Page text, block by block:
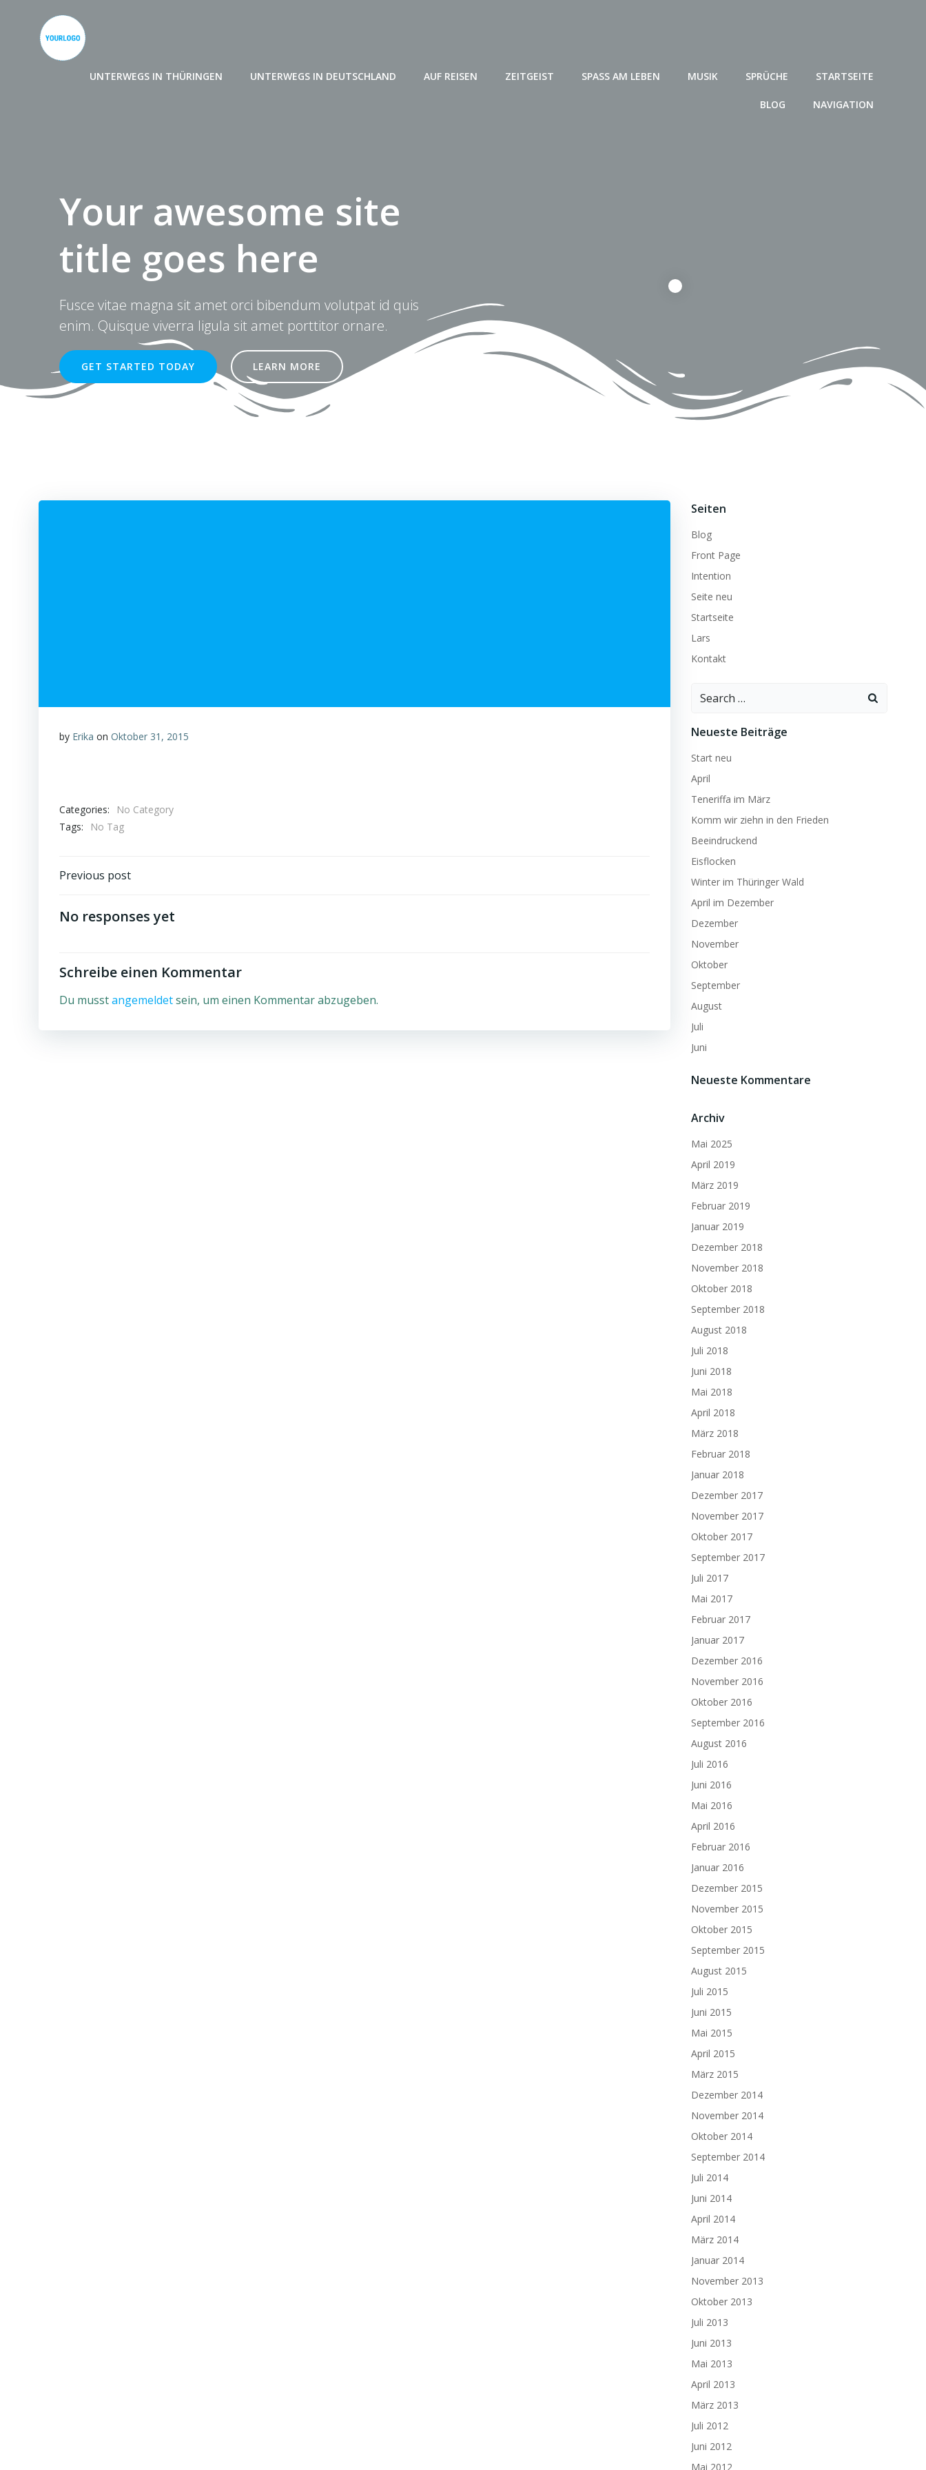
springen
UNTERWEGS IN THÜRINGEN UNTERWEGS IN DEUTSCHLAND AUF REISEN ZEITGEIST SPASS AM LEBEN MUSIK SPRÜCHE STARTSEITE
BLOG NAVIGATION
Your awesome site
title goes here
Fusce vitae magna sit amet orci bibendum volutpat id quis
enim. Quisque viverra ligula sit amet porttitor ornare.
GET STARTED TODAY LEARN MORE
by Erika on Oktober 31, 2015
Categories:
No Category
Tags:
No Tag
Beitragsnavigation
Previous post
No responses yet
Schreibe einen Kommentar
Du musstangemeldetsein, um einen Kommentar abzugeben.
Seiten
Blog
Front Page
Intention
Seite neu
Startseite
Lars
Kontakt
Search
Neueste Beiträge
Start neu
April
Teneriffa im März
Komm wir ziehn in den Frieden
Beeindruckend
Eisflocken
Winter im Thüringer Wald
April im Dezember
Dezember
November
Oktober
September
August
Juli
Juni
Neueste Kommentare
Archiv
Mai 2025
April 2019
März 2019
Februar 2019
Januar 2019
Dezember 2018
November 2018
Oktober 2018
September 2018
August 2018
Juli 2018
Juni 2018
Mai 2018
April 2018
März 2018
Februar 2018
Januar 2018
Dezember 2017
November 2017
Oktober 2017
September 2017
Juli 2017
Mai 2017
Februar 2017
Januar 2017
Dezember 2016
November 2016
Oktober 2016
September 2016
August 2016
Juli 2016
Juni 2016
Mai 2016
April 2016
Februar 2016
Januar 2016
Dezember 2015
November 2015
Oktober 2015
September 2015
August 2015
Juli 2015
Juni 2015
Mai 2015
April 2015
März 2015
Dezember 2014
November 2014
Oktober 2014
September 2014
Juli 2014
Juni 2014
April 2014
März 2014
Januar 2014
November 2013
Oktober 2013
Juli 2013
Juni 2013
Mai 2013
April 2013
März 2013
Juli 2012
Juni 2012
Mai 2012